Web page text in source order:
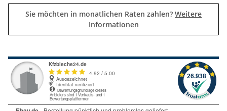
Sie möchten in monatlichen Raten zahlen? Weitere
Informationen